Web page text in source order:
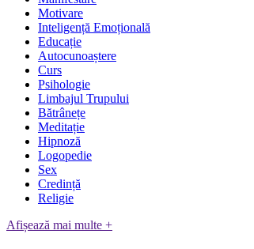
Motivare
Inteligență Emoțională
Educație
Autocunoaștere
Curs
Psihologie
Limbajul Trupului
Bătrânețe
Meditație
Hipnoză
Logopedie
Sex
Credință
Religie
Afișează mai multe +